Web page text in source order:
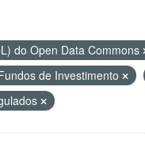
do Open Data Commons
de Investimento